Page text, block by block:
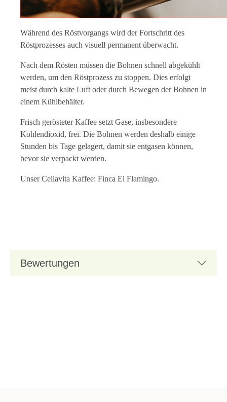
Während des Röstvorgangs wird der Fortschritt des
Röstprozesses auch visuell permanent überwacht.
Nach dem Rösten müssen die Bohnen schnell abgekühlt
werden, um den Röstprozess zu stoppen. Dies erfolgt
meist durch kalte Luft oder durch Bewegen der Bohnen in
einem Kühlbehälter.
Frisch gerösteter Kaffee setzt Gase, insbesondere
Kohlendioxid, frei. Die Bohnen werden deshalb einige
Stunden bis Tage gelagert, damit sie entgasen können,
bevor sie verpackt werden.
Unser Cellavita Kaffee: Finca El Flamingo.
Bewertungen